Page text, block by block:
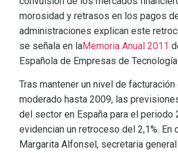
morosidad y retrasos en los pagos
administraciones explican este
se señala en laMemoria Anual 2011
Española de Empresas de
Tras mantener un nivel de
moderado hasta 2009, las
del sector en España para el periodo
evidencian un retroceso del 2,1%. En
Margarita Alfonsel, secretaria general